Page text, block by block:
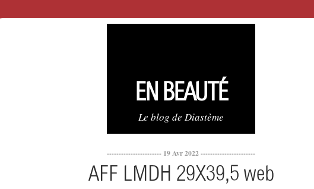
EN BEAUTÉ
Le blog de Diastème
----------------------- 19 Avr 2022 -----------------------
AFF LMDH 29X39,5 web